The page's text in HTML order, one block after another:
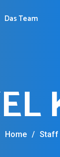
Das Team
Home / Staff